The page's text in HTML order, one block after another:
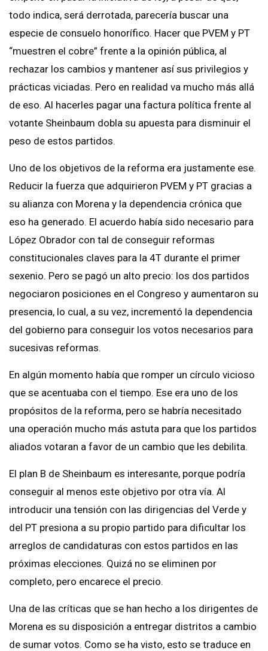
todo indica, será derrotada, parecería buscar una
especie de consuelo honorífico. Hacer que PVEM y PT
“muestren el cobre” frente a la opinión pública, al
rechazar los cambios y mantener así sus privilegios y
prácticas viciadas. Pero en realidad va mucho más allá
de eso. Al hacerles pagar una factura política frente al
votante Sheinbaum dobla su apuesta para disminuir el
peso de estos partidos.
Uno de los objetivos de la reforma era justamente ese.
Reducir la fuerza que adquirieron PVEM y PT gracias a
su alianza con Morena y la dependencia crónica que
eso ha generado. El acuerdo había sido necesario para
López Obrador con tal de conseguir reformas
constitucionales claves para la 4T durante el primer
sexenio. Pero se pagó un alto precio: los dos partidos
negociaron posiciones en el Congreso y aumentaron su
presencia, lo cual, a su vez, incrementó la dependencia
del gobierno para conseguir los votos necesarios para
sucesivas reformas.
En algún momento había que romper un círculo vicioso
que se acentuaba con el tiempo. Ese era uno de los
propósitos de la reforma, pero se habría necesitado
una operación mucho más astuta para que los partidos
aliados votaran a favor de un cambio que les debilita.
El plan B de Sheinbaum es interesante, porque podría
conseguir al menos este objetivo por otra vía. Al
introducir una tensión con las dirigencias del Verde y
del PT presiona a su propio partido para dificultar los
arreglos de candidaturas con estos partidos en las
próximas elecciones. Quizá no se eliminen por
completo, pero encarece el precio.
Una de las críticas que se han hecho a los dirigentes de
Morena es su disposición a entregar distritos a cambio
de sumar votos. Como se ha visto, esto se traduce en